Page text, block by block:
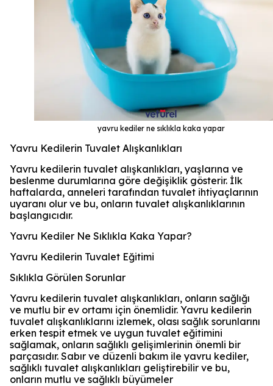
yavru kediler ne sıklıkla kaka yapar
Yavru Kedilerin Tuvalet Alışkanlıkları
Yavru kedilerin tuvalet alışkanlıkları, yaşlarına ve
beslenme durumlarına göre değişiklik gösterir. İlk
haftalarda, anneleri tarafından tuvalet ihtiyaçlarının
uyaranı olur ve bu, onların tuvalet alışkanlıklarının
başlangıcıdır.
Yavru Kediler Ne Sıklıkla Kaka Yapar?
Yavru Kedilerin Tuvalet Eğitimi
Sıklıkla Görülen Sorunlar
Yavru kedilerin tuvalet alışkanlıkları, onların sağlığı
ve mutlu bir ev ortamı için önemlidir. Yavru kedilerin
tuvalet alışkanlıklarını izlemek, olası sağlık sorunlarını
erken tespit etmek ve uygun tuvalet eğitimini
sağlamak, onların sağlıklı gelişimlerinin önemli bir
parçasıdır. Sabır ve düzenli bakım ile yavru kediler,
sağlıklı tuvalet alışkanlıkları geliştirebilir ve bu,
onların mutlu ve sağlıklı büyümeler